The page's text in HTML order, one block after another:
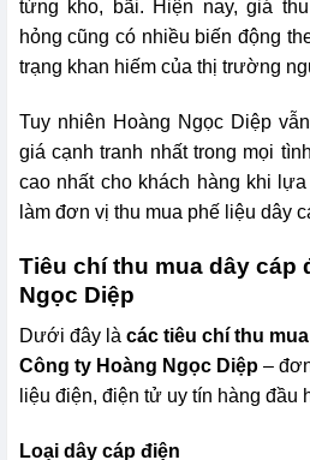
từng kho, bãi. Hiện nay, giá
hỏng cũng có nhiều biến động
trạng khan hiếm của thị trường
Tuy nhiên Hoàng Ngọc Diệp
giá cạnh tranh nhất trong mọi
cao nhất cho khách hàng khi
làm đơn vị thu mua phế liệu dây
Tiêu chí thu mua dây cáp
Ngọc Diệp
Dưới đây là các tiêu chí thu
Công ty Hoàng Ngọc Diệp–
liệu điện, điện tử uy tín hàng đầu
Loại dây cáp điện